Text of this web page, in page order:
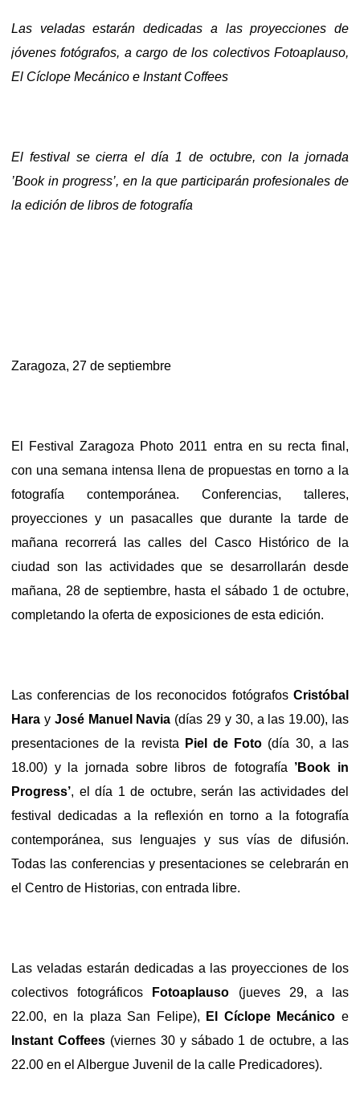
Las veladas estarán dedicadas a las proyecciones de
jóvenes fotógrafos, a cargo de los colectivos Fotoaplauso,
El Cíclope Mecánico e Instant Coffees
El festival se cierra el día 1 de octubre, con la jornada
’Book in progress’, en la que participarán profesionales de
la edición de libros de fotografía
Zaragoza, 27 de septiembre
El Festival Zaragoza Photo 2011 entra en su recta final,
con una semana intensa llena de propuestas en torno a la
fotografía contemporánea. Conferencias, talleres,
proyecciones y un pasacalles que durante la tarde de
mañana recorrerá las calles del Casco Histórico de la
ciudad son las actividades que se desarrollarán desde
mañana, 28 de septiembre, hasta el sábado 1 de octubre,
completando la oferta de exposiciones de esta edición.
Las conferencias de los reconocidos fotógrafosCristóbal
Hara y José Manuel Navia (días 29 y 30, a las 19.00), las
presentaciones de la revista
Piel de Foto (día 30, a las
18.00) y la jornada sobre libros de fotografía ’Book in
Progress’, el día 1 de octubre, serán las actividades del
festival dedicadas a la reflexión en torno a la fotografía
contemporánea, sus lenguajes y sus vías de difusión.
Todas las conferencias y presentaciones se celebrarán en
el Centro de Historias, con entrada libre.
Las veladas estarán dedicadas a las proyecciones de los
colectivos fotográficos
Fotoaplauso (jueves 29, a las
22.00, en la plaza San Felipe),
El Cíclope Mecánico e
Instant Coffees(viernes 30 y sábado 1 de octubre, a las
22.00 en el Albergue Juvenil de la calle Predicadores).